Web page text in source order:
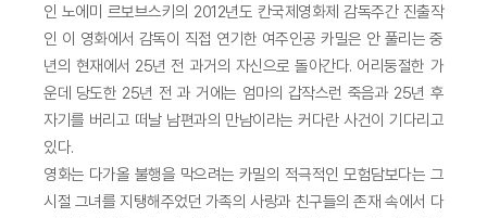
인 노에미 르보브스키의 2012년도 칸국제영화제 감독주간 진출작
인 이 영화에서 감독이 직접 연기한 여주인공 카밀은 안 풀리는 중
년의 현재에서 25년 전 과거의 자신으로 돌아간다. 어리둥절한 가
운데 당도한 25년 전 과 거에는 엄마의 갑작스런 죽음과 25년 후
자기를 버리고 떠날 남편과의 만남이라는 커다란 사건이 기다리고
있다.
영화는 다가올 불행을 막으려는 카밀의 적극적인 모험담보다는 그
시절 그녀를 지탱해주었던 가족의 사랑과 친구들의 존재 속에서 다